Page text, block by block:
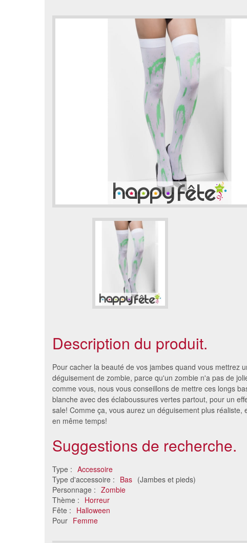
Description du produit.
Pour cacher la beauté de vos jambes quand vous mettrez
déguisement de zombie, parce qu'un zombie n'a pas de
comme vous, nous vous conseillons de mettre ces longs
blanche avec des éclaboussures vertes partout, pour un
sale! Comme ça, vous aurez un déguisement plus réaliste,
en même temps!
Suggestions de recherche.
Type : Accessoire
Type d'accessoire : Bas (Jambes et pieds)
Personnage : Zombie
Thème : Horreur
Fête : Halloween
Pour Femme
Bas bleu noir lignés
5.19 €